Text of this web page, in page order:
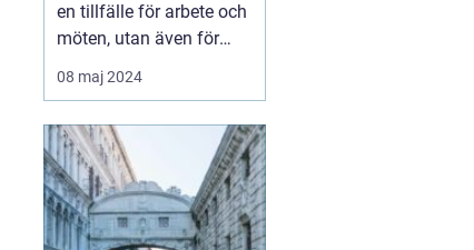
en tillfälle för arbete och
möten, utan även för
avkoppling,
teambuilding, och nya
västkust, där havets brus
och den mjuka sandens
skönhet lockar, l...
08 maj 2024